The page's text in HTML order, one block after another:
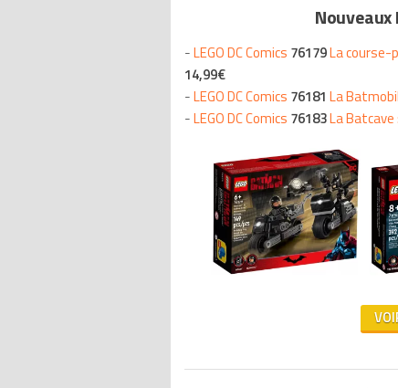
Nouveaux
-LEGO DC Comics 76179La course-
14,99€
-LEGO DC Comics 76181 La
-LEGO DC Comics 76183La